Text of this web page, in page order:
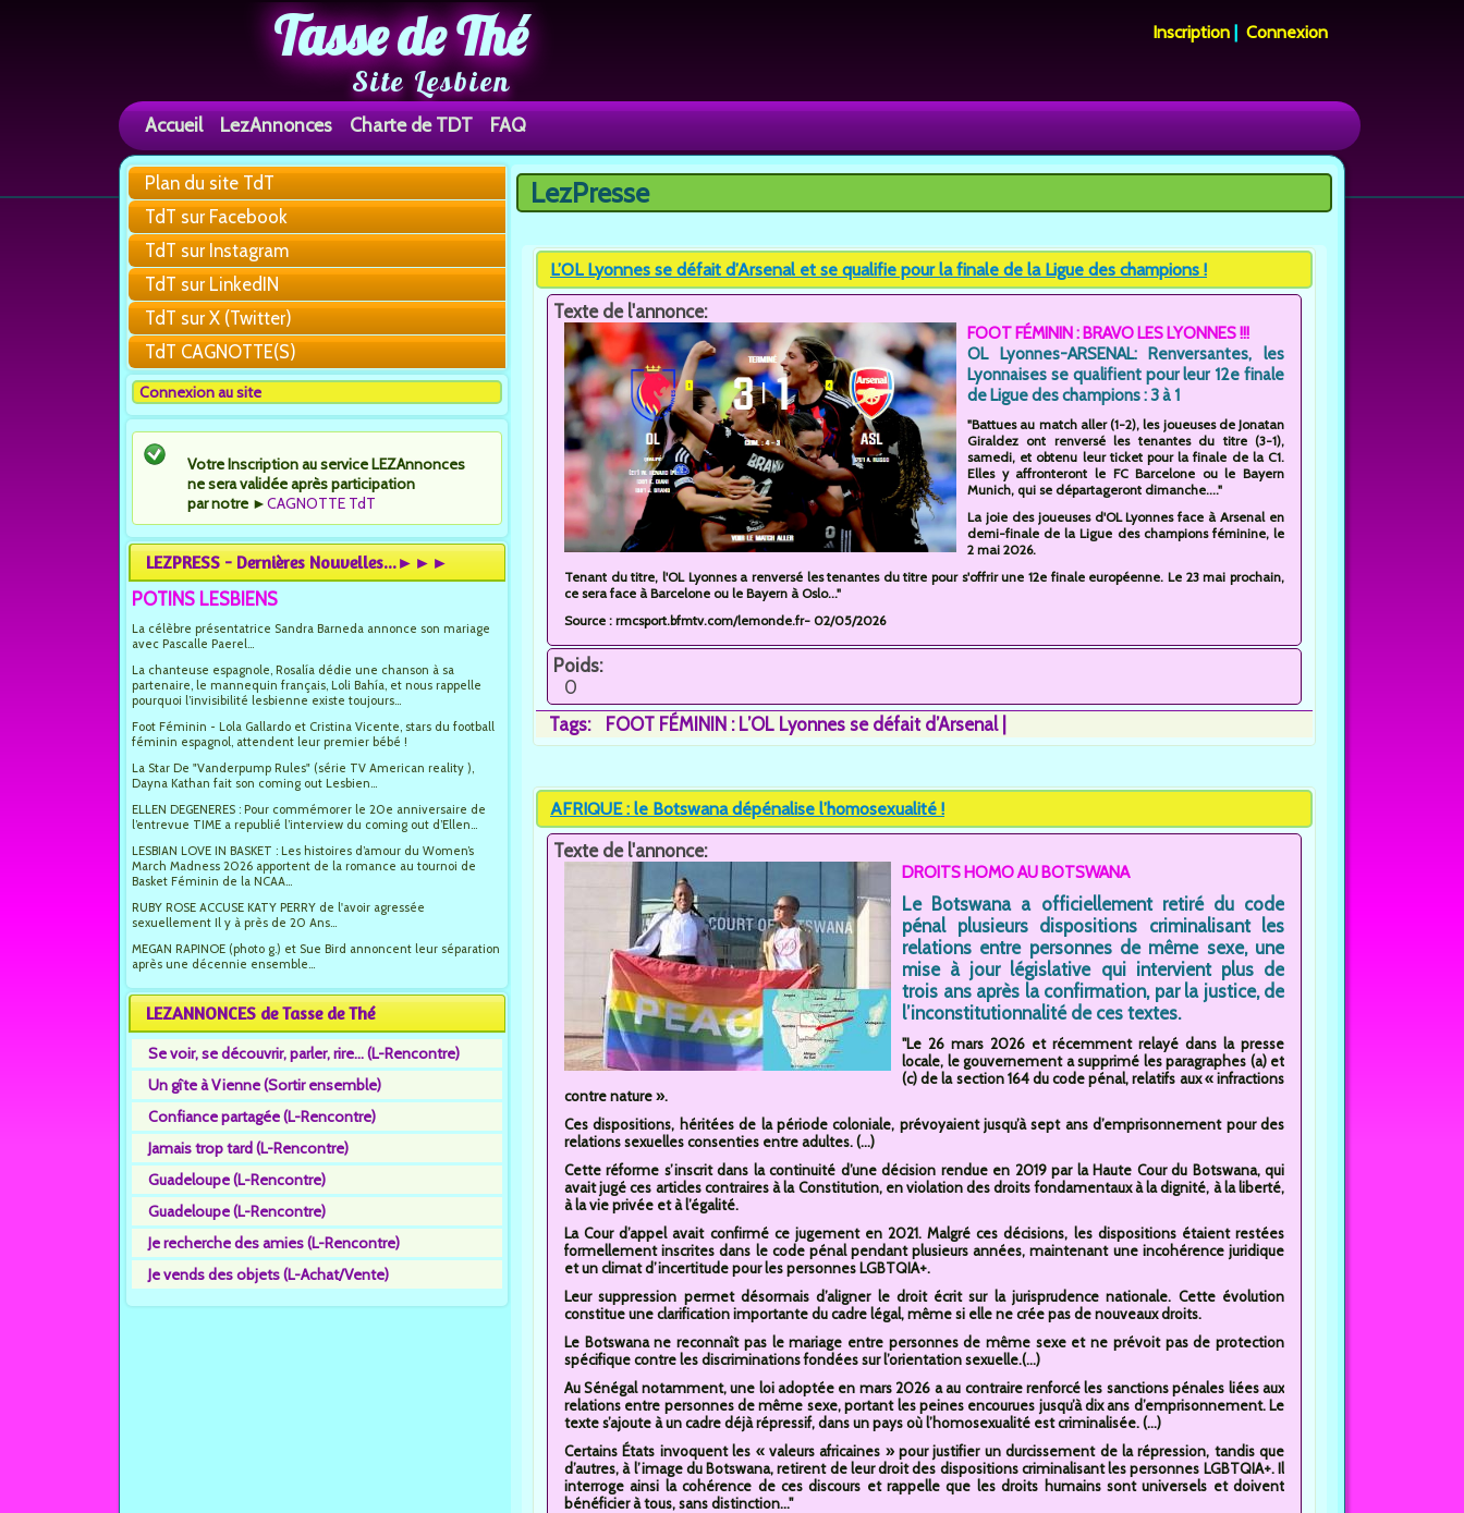
Tasse de Thé
Site Lesbien
Inscription |Connexion
Accueil LezAnnonces Charte de TDT FAQ
Plan du site TdT
TdT sur Facebook
TdT sur Instagram
TdT sur LinkedIN
TdT sur X (Twitter)
TdT CAGNOTTE(S)
Connexion au site
Votre Inscription au service LEZAnnonces
ne sera validée après participation
par notre ►CAGNOTTE TdT
LEZPRESS - Dernières Nouvelles...►►►
POTINS LESBIENS
La célèbre présentatrice Sandra Barneda annonce son mariage
avec Pascalle Paerel...
La chanteuse espagnole, Rosalía dédie une chanson à sa
partenaire, le mannequin français, Loli Bahía, et nous rappelle
pourquoi l’invisibilité lesbienne existe toujours...
Foot Féminin - Lola Gallardo et Cristina Vicente, stars du football
féminin espagnol, attendent leur premier bébé !
La Star De "Vanderpump Rules" (série TV American reality ),
Dayna Kathan fait son coming out Lesbien...
ELLEN DEGENERES : Pour commémorer le 20e anniversaire de
l’entrevue TIME a republié l’interview du coming out d’Ellen...
LESBIAN LOVE IN BASKET : Les histoires d’amour du Women’s
March Madness 2026 apportent de la romance au tournoi de
Basket Féminin de la NCAA...
RUBY ROSE ACCUSE KATY PERRY de l'avoir agressée
sexuellement Il y à près de 20 Ans...
MEGAN RAPINOE (photo g.) et Sue Bird annoncent leur séparation
après une décennie ensemble...
LEZANNONCES de Tasse de Thé
Se voir, se découvrir, parler, rire... (L-Rencontre)
Un gîte à Vienne (Sortir ensemble)
Confiance partagée (L-Rencontre)
Jamais trop tard (L-Rencontre)
Guadeloupe (L-Rencontre)
Guadeloupe (L-Rencontre)
Je recherche des amies (L-Rencontre)
Je vends des objets (L-Achat/Vente)
Vous êtes ici
LezPresse
L’OL Lyonnes se défait d’Arsenal et se qualifie pour la finale de la Ligue des champions !
Texte de l'annonce:
FOOT FÉMININ : BRAVO LES LYONNES !!!
OL Lyonnes-ARSENAL: Renversantes, les
Lyonnaises se qualifient pour leur 12e finale
de Ligue des champions : 3 à 1
"Battues au match aller (1-2), les joueuses de Jonatan
Giraldez ont renversé les tenantes du titre (3-1),
samedi, et obtenu leur ticket pour la finale de la C1.
Elles y affronteront le FC Barcelone ou le Bayern
Munich, qui se départageront dimanche...."
La joie des joueuses d'OL Lyonnes face à Arsenal en
demi-finale de la Ligue des champions féminine, le
2 mai 2026.
Tenant du titre, l'OL Lyonnes a renversé les tenantes du titre pour s'offrir une 12e finale européenne. Le 23 mai prochain,
ce sera face à Barcelone ou le Bayern à Oslo..."
Source : rmcsport.bfmtv.com/lemonde.fr- 02/05/2026
Poids:
0
Tags:
FOOT FÉMININ : L’OL Lyonnes se défait d’Arsenal
AFRIQUE : le Botswana dépénalise l’homosexualité !
Texte de l'annonce:
DROITS HOMO AU BOTSWANA
Le Botswana a officiellement retiré du code
pénal plusieurs dispositions criminalisant les
relations entre personnes de même sexe, une
mise à jour législative qui intervient plus de
trois ans après la confirmation, par la justice, de
l’inconstitutionnalité de ces textes.
"Le 26 mars 2026 et récemment relayé dans la presse
locale, le gouvernement a supprimé les paragraphes (a) et
(c) de la section 164 du code pénal, relatifs aux « infractions
contre nature ».
Ces dispositions, héritées de la période coloniale, prévoyaient jusqu’à sept ans d’emprisonnement pour des
relations sexuelles consenties entre adultes. (...)
Cette réforme s’inscrit dans la continuité d’une décision rendue en 2019 par la Haute Cour du Botswana, qui
avait jugé ces articles contraires à la Constitution, en violation des droits fondamentaux à la dignité, à la liberté,
à la vie privée et à l’égalité.
La Cour d’appel avait confirmé ce jugement en 2021. Malgré ces décisions, les dispositions étaient restées
formellement inscrites dans le code pénal pendant plusieurs années, maintenant une incohérence juridique
et un climat d’incertitude pour les personnes LGBTQIA+.
Leur suppression permet désormais d’aligner le droit écrit sur la jurisprudence nationale. Cette évolution
constitue une clarification importante du cadre légal, même si elle ne crée pas de nouveaux droits.
Le Botswana ne reconnaît pas le mariage entre personnes de même sexe et ne prévoit pas de protection
spécifique contre les discriminations fondées sur l’orientation sexuelle.(...)
Au Sénégal notamment, une loi adoptée en mars 2026 a au contraire renforcé les sanctions pénales liées aux
relations entre personnes de même sexe, portant les peines encourues jusqu’à dix ans d’emprisonnement. Le
texte s’ajoute à un cadre déjà répressif, dans un pays où l’homosexualité est criminalisée. (...)
Certains États invoquent les « valeurs africaines » pour justifier un durcissement de la répression, tandis que
d’autres, à l’image du Botswana, retirent de leur droit des dispositions criminalisant les personnes LGBTQIA+. Il
interroge ainsi la cohérence de ces discours et rappelle que les droits humains sont universels et doivent
bénéficier à tous, sans distinction..."